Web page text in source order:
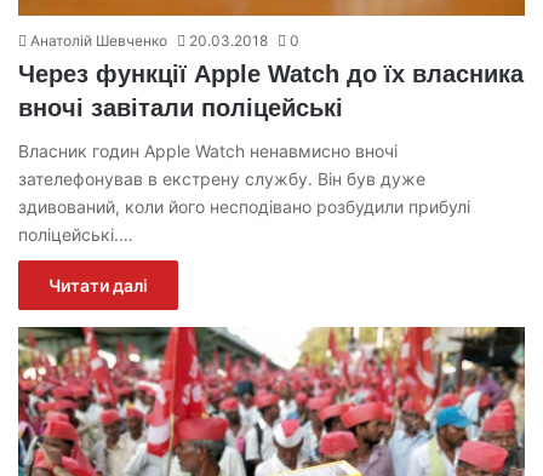
Анатолій Шевченко 20.03.2018 0
Через функції Apple Watch до їх власника
вночі завітали поліцейські
Власник годин Apple Watch ненавмисно вночі
зателефонував в екстрену службу. Він був дуже
здивований, коли його несподівано розбудили прибулі
поліцейські.…
Читати далі